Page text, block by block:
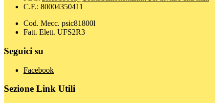
C.F.: 80004350411
Cod. Mecc. psic81800l
Fatt. Elett. UFS2R3
Seguici su
Facebook
Sezione Link Utili